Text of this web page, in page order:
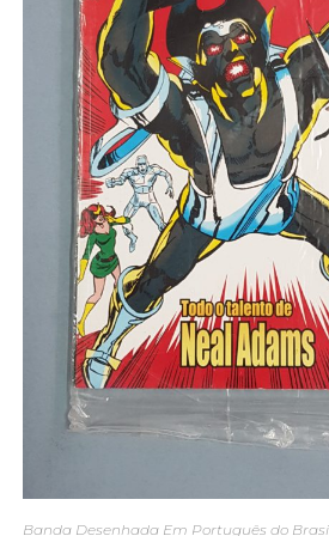
Banda Desenhada Em Português do